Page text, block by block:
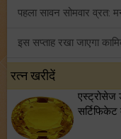
इस सप्ताह रखा जाएगा
रत्न खरीदें
एस्ट्रोसेज